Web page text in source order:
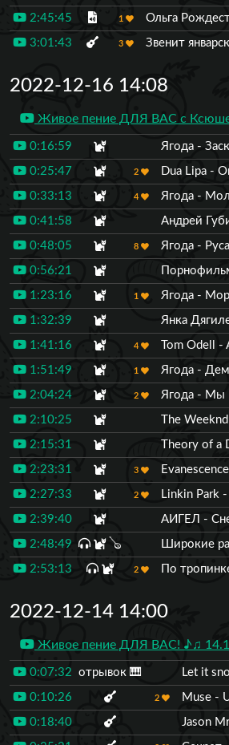
2:45:45 1 Ольга
3:01:43 3 Звенит
2022-12-16 14:08
Живое пение ДЛЯ ВАС с
0:16:59 Ягода -
0:25:47 2 Dua Lipa -
0:33:13 4 Ягода -
0:41:58 Андрей
0:48:05 8 Ягода -
0:56:21
1:23:16 1 Ягода -
1:32:39 Янка
1:41:16 4 Tom Odell
1:51:49 1 Ягода -
2:04:24 2 Ягода - Мы
2:10:25 The
2:15:31 Theory of a
2:23:31 3
2:27:33 2 Linkin Park
2:39:40 АИГЕЛ -
2:48:49 🪕 Широкие
2:53:13 2 По
2022-12-14 14:00
Живое пение ДЛЯ ВАС! ♪♫
0:07:32 отрывок 🎹 Let it
0:10:26 2 Muse -
0:18:40 Jason